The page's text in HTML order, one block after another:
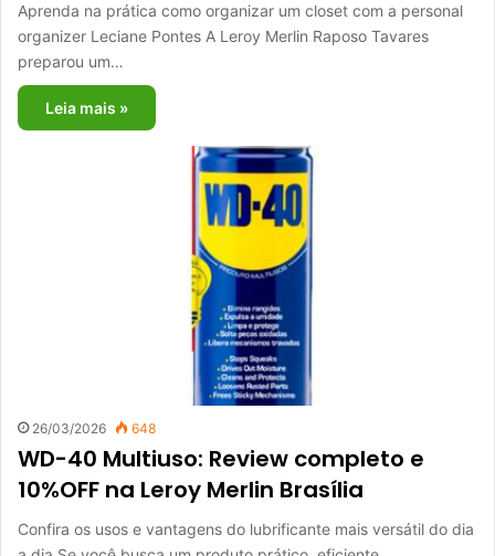
Aprenda na prática como organizar um closet com a personal
organizer Leciane Pontes A Leroy Merlin Raposo Tavares
preparou um…
Leia mais »
26/03/2026 648
WD-40 Multiuso: Review completo e
10%OFF na Leroy Merlin Brasília
Confira os usos e vantagens do lubrificante mais versátil do dia